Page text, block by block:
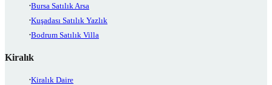
Bursa Satılık Arsa
Kuşadası Satılık Yazlık
Bodrum Satılık Villa
Kiralık
Kiralık Daire